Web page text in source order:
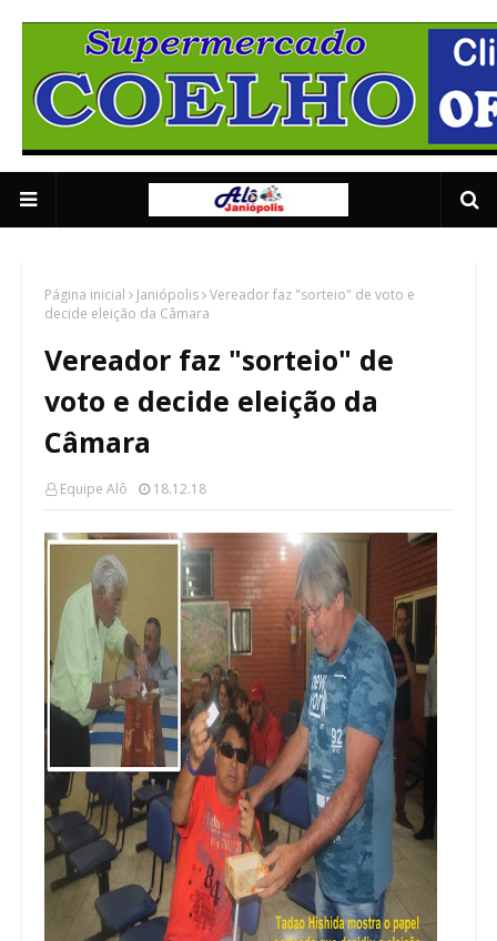
Página inicial Janiópolis Vereador faz "sorteio" de voto e
decide eleição da Câmara
Vereador faz "sorteio" de
voto e decide eleição da
Câmara
Equipe Alô 18.12.18